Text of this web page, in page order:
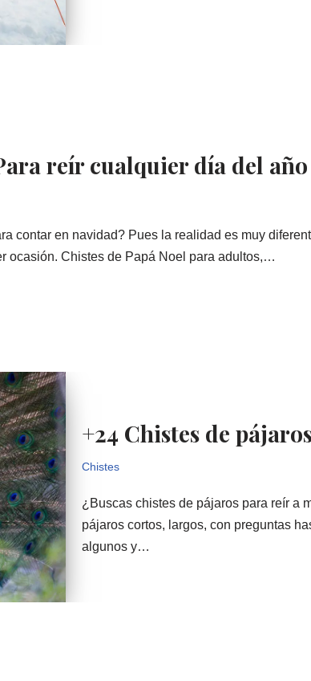
reír cualquier día del año
contar en navidad? Pues la realidad es muy
ocasión. Chistes de Papá Noel para adultos,…
+24 Chistes de
Chistes
¿Buscas chistes de pájaros para reír a
pájaros cortos, largos, con preguntas
algunos y…